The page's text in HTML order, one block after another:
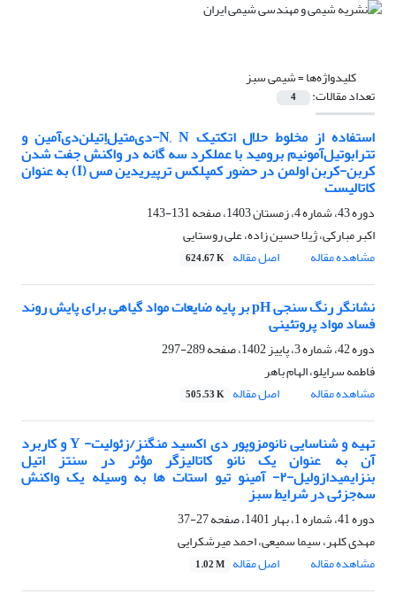
کلیدواژه‌ها =شیمی سبز
تعداد مقالات: 4
استفاده از مخلوط حلال اتکتیک N, N-دی‌متیل‌اِتیلن‌دی‌آمین و
تترابوتیل‌آمونیم برومید با عملکرد سه گانه در واکنش جفت شدن
کربن-کربن اولمن در حضور کمپلکس ترپیریدین مس (I) به عنوان
کاتالیست
دوره 43، شماره 4، زمستان 1403، صفحه
131-143
اکبر مبارکی، ژیلا حسین زاده، علی روستایی
مشاهده مقاله
اصل مقاله 624.67 K
نشانگر رنگ سنجی pH بر پایه ضایعات مواد گیاهی برای پایش روند
فساد مواد پروتئینی
دوره 42، شماره 3، پاییز 1402، صفحه
289-297
فاطمه سرایلو، الهام باهر
مشاهده مقاله
اصل مقاله 505.53 K
تهیه و شناسایی نانومزوپور دی اکسید منگنز/زئولیت- Y و کاربرد
آن به ‌عنوان یک نانو کاتالیزگر مؤثر در سنتز اتیل
بنزایمیدازولیل-۲- آمینو تیو استات ها به وسیله یک واکنش
سه‌جزئی در شرایط سبز
دوره 41، شماره 1، بهار 1401، صفحه
27-37
مهدی کلهر، سیما سمیعی، احمد میرشکرایی
مشاهده مقاله
اصل مقاله 1.02 M